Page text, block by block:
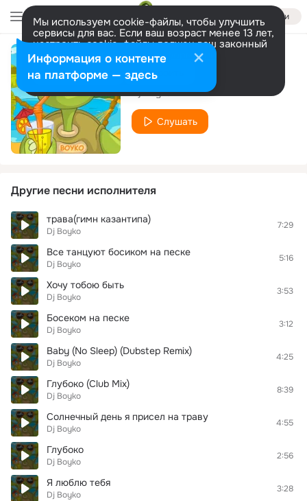
Войти
Мы используем cookie-файлы, чтобы улучшить
сервисы для вас. Если ваш возраст менее 13 лет,
настроить cookie-файлы должен ваш законный
представитель. Больше информации
Разрешить все Настроить
Забрала навсегда
Dj Boyko
Слушать
Другие песни исполнителя
трава(гимн казантипа)
Dj Boyko
7:29
Все танцуют босиком на песке
Dj Boyko
5:16
Хочу тобою быть
Dj Boyko
3:53
Босеком на песке
Dj Boyko
3:12
Baby (No Sleep) (Dubstep Remix)
Dj Boyko
4:25
Глубоко (Club Mix)
Dj Boyko
8:39
Солнечный день я присел на траву
Dj Boyko
4:55
Глубоко
Dj Boyko
2:56
Я люблю тебя
Dj Boyko
3:28
Информация о контенте
на платформе — здесь